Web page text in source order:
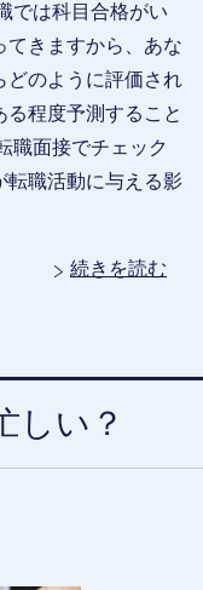
では科目合格がい
てきますから、あな
どのように評価され
程度予測すること
職面接でチェック
転職活動に与える影
続きを読む
しい？